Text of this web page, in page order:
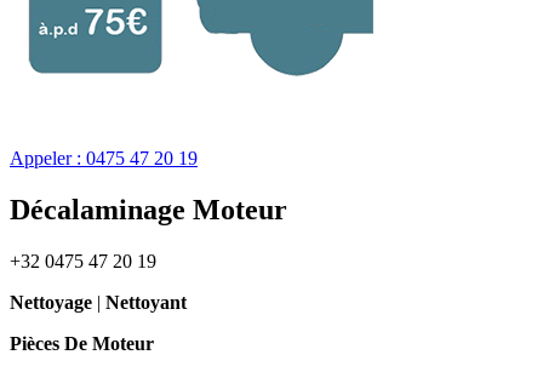
Appeler : 0475 47 20 19
Décalaminage Moteur
+32 0475 47 20 19
Nettoyage | Nettoyant
Pièces De Moteur